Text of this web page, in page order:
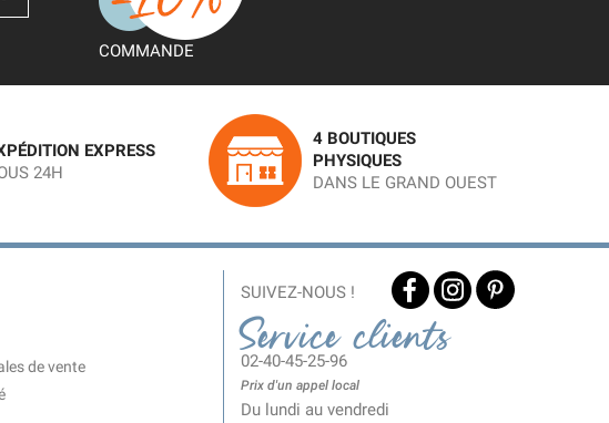
COMMANDE
EXPRESS
24H
4 BOUTIQUES
PHYSIQUES
DANS LE GRAND OUEST
de vente
SUIVEZ-NOUS !
Service clients
02-40-45-25-96
Prix d'un appel local
Du lundi au vendredi